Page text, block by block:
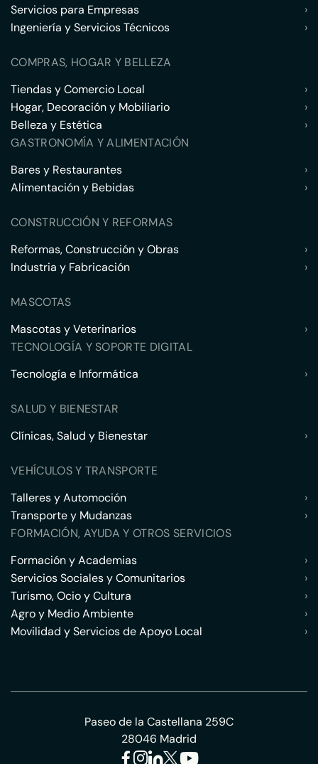
Servicios para Empresas
›
Ingeniería y Servicios Técnicos
›
COMPRAS, HOGAR Y BELLEZA
Tiendas y Comercio Local
›
Hogar, Decoración y Mobiliario
›
Belleza y Estética
›
GASTRONOMÍA Y ALIMENTACIÓN
Bares y Restaurantes
›
Alimentación y Bebidas
›
CONSTRUCCIÓN Y REFORMAS
Reformas, Construcción y Obras
›
Industria y Fabricación
›
MASCOTAS
Mascotas y Veterinarios
›
TECNOLOGÍA Y SOPORTE DIGITAL
Tecnología e Informática
›
SALUD Y BIENESTAR
Clínicas, Salud y Bienestar
›
VEHÍCULOS Y TRANSPORTE
Talleres y Automoción
›
Transporte y Mudanzas
›
FORMACIÓN, AYUDA Y OTROS SERVICIOS
Formación y Academias
›
Servicios Sociales y Comunitarios
›
Turismo, Ocio y Cultura
›
Agro y Medio Ambiente
›
Movilidad y Servicios de Apoyo Local
›
Paseo de la Castellana 259C
28046 Madrid